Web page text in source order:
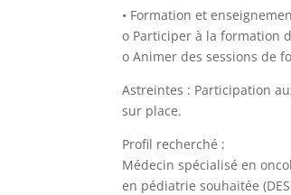
• Formation et
o Participer à la formation
o Animer des sessions de
Astreintes : Participation
sur place.
Profil recherché :
Médecin spécialisé en
en pédiatrie souhaitée